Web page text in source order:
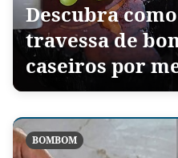
Descubra
travessa de
caseiros por
BOMBOM